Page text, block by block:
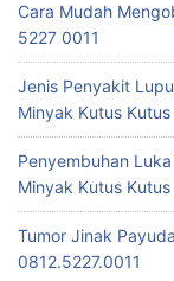
Cara Mudah
5227 0011
Jenis Penyakit
Minyak Kutus Kutus
Penyembuhan
Minyak Kutus Kutus
Tumor Jinak
0812.5227.0011